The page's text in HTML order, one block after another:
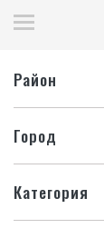
Район
Город
Категория